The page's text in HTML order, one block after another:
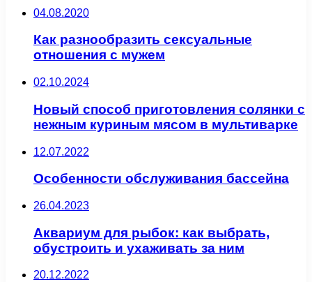
04.08.2020
Как разнообразить сексуальные
отношения с мужем
02.10.2024
Новый способ приготовления солянки с
нежным куриным мясом в мультиварке
12.07.2022
Особенности обслуживания бассейна
26.04.2023
Аквариум для рыбок: как выбрать,
обустроить и ухаживать за ним
20.12.2022